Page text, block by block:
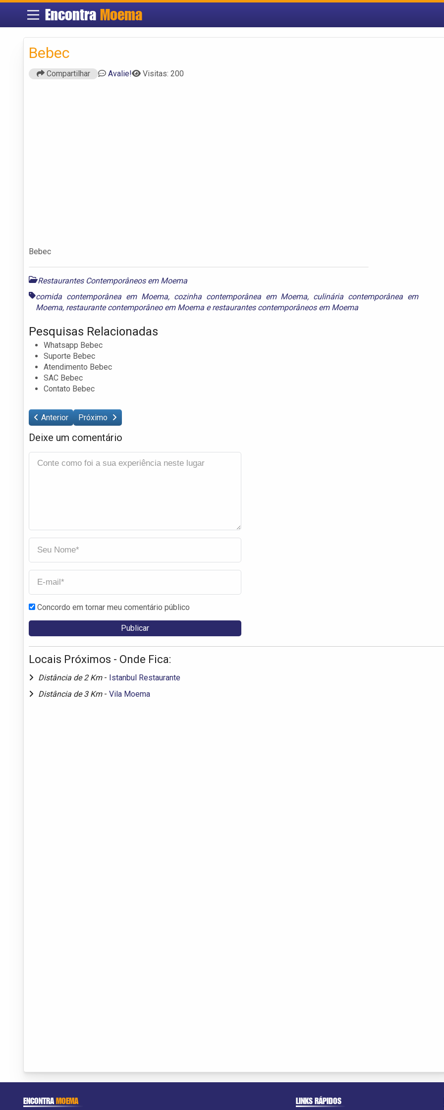
Encontra Moema
Bebec
Compartilhar Avalie! Visitas: 200
Bebec
Restaurantes Contemporâneos em Moema
comida contemporânea em Moema, cozinha contemporânea em Moema, culinária contemporânea em
Moema, restaurante contemporâneo em Moema erestaurantes contemporâneos em Moema
Pesquisas Relacionadas
Whatsapp Bebec
Suporte Bebec
Atendimento Bebec
SAC Bebec
Contato Bebec
Anterior Próximo
Deixe um comentário
Concordo em tornar meu comentário público
Locais Próximos - Onde Fica:
Distância de 2 Km - Istanbul Restaurante
Distância de 3 Km - Vila Moema
ENCONTRAMOEMA LINKS RÁPIDOS